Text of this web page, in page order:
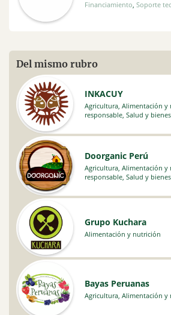
Financiamiento, Soporte
Del mismo rubro
INKACUY
Agricultura, Alimentación y
responsable, Salud y
Doorganic Perú
Agricultura, Alimentación y
responsable, Salud y
Grupo Kuchara
Alimentación y nutrición
Bayas Peruanas
Agricultura, Alimentación y